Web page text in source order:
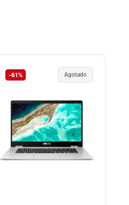
-61% Agotado